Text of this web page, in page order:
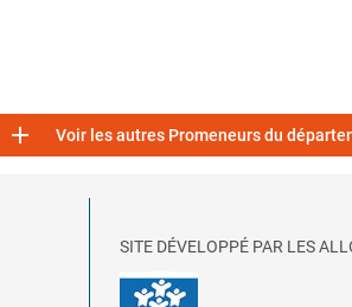
 Voir les autres Promeneurs du
SITE DÉVELOPPÉ PAR LES